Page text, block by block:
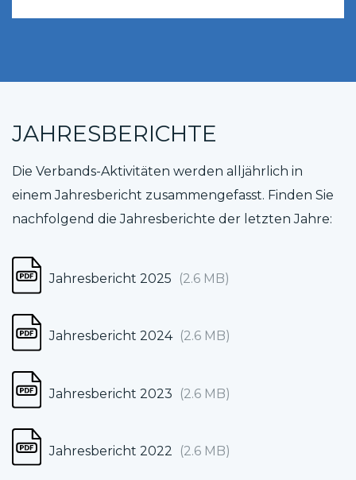
JAHRESBERICHTE
Die Verbands-Aktivitäten werden alljährlich in
einem Jahresbericht zusammengefasst. Finden Sie
nachfolgend die Jahresberichte der letzten Jahre:
Jahresbericht 2025 (2.6 MB)
Jahresbericht 2024 (2.6 MB)
Jahresbericht 2023 (2.6 MB)
Jahresbericht 2022 (2.6 MB)